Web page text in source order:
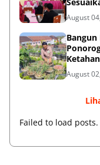
Dunia
August
Bangun
August
Failed to load posts.